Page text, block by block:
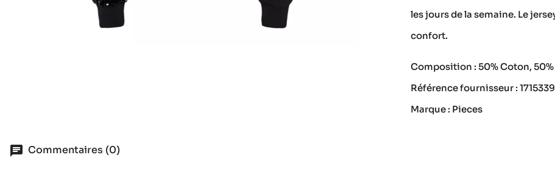
les jours de la semaine. Le
confort.
Composition : 50% Coton,
Référence fournisseur :
Marque : Pieces
Commentaires (0)